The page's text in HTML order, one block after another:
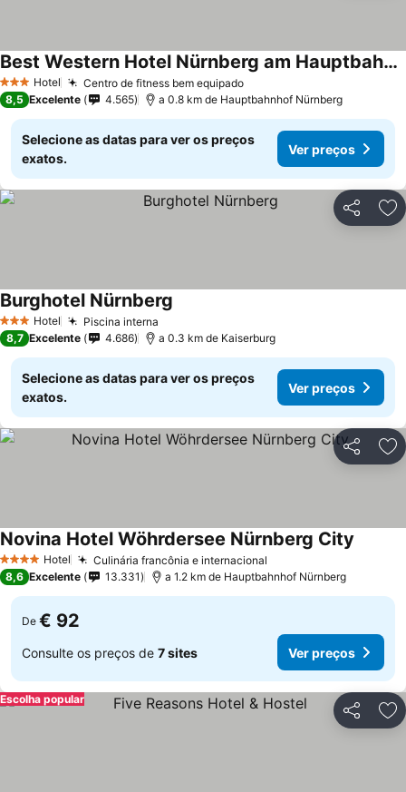
3 EstrelasHotel Centro de fitness bem equipadoVer preços
Best Western Hotel Nürnberg am Hauptbahnhof
Ver preços
8,5 Excelente 4.565 a 0.8 km de Hauptbahnhof Nürnberg
Selecione as datas para ver os preços
exatos.
Ver preços
Partilhar
3 EstrelasHotel Piscina interna
Burghotel Nürnberg
8,7 Excelente 4.686 a 0.3 km de Kaiserburg
Selecione as datas para ver os preços
exatos.
Ver preços
Partilhar
4 EstrelasHotel Culinária francônia e internacional
Novina Hotel Wöhrdersee Nürnberg City
8,6 Excelente 13.331 a 1.2 km de Hauptbahnhof Nürnberg
De € 92
Consulte os preços de 7 sites Ver preços
Partilhar
Escolha popular